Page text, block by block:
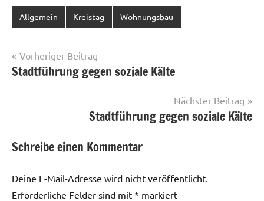
Allgemein Kreistag Wohnungsbau
Beitragsnavigation
Vorheriger Beitrag
Stadtführung gegen soziale Kälte
Nächster Beitrag
Stadtführung gegen soziale Kälte
Schreibe einen Kommentar
Deine E-Mail-Adresse wird nicht veröffentlicht.
Erforderliche Felder sind mit * markiert